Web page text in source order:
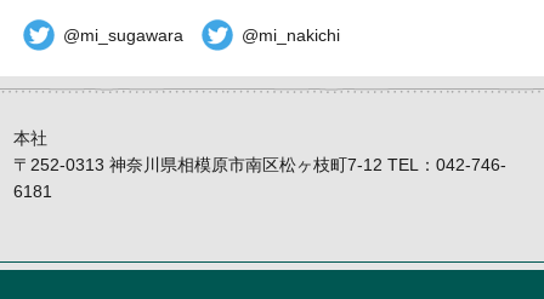
@mi_sugawara @mi_nakichi
本社
〒252-0313 神奈川県相模原市南区松ヶ枝町7-12 TEL：042-746-
6181